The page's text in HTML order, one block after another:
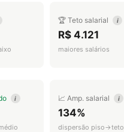
🏆 Teto salarial i
R$ 4.121
maiores salários
i 📈 Amp. salarial i
134%
dispersão piso→teto